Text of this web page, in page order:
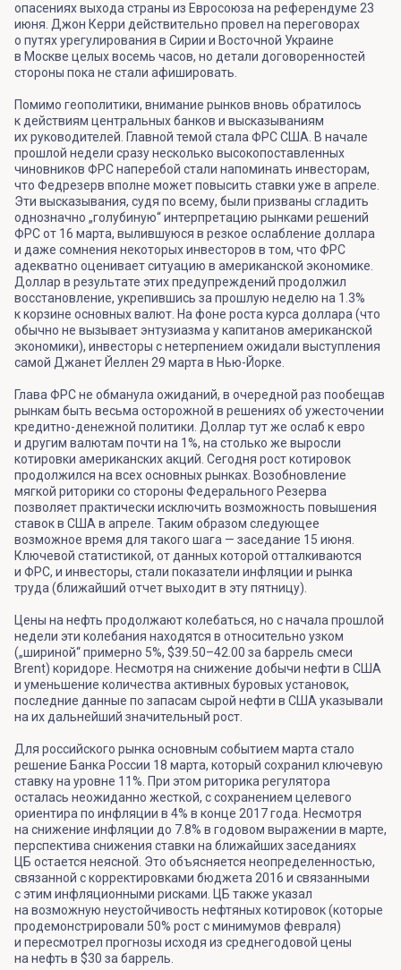
опасениях выхода страны из Евросоюза на референдуме 23
июня. Джон Керри действительно провел на переговорах
о путях урегулирования в Сирии и Восточной Украине
в Москве целых восемь часов, но детали договоренностей
стороны пока не стали афишировать.
Помимо геополитики, внимание рынков вновь обратилось
к действиям центральных банков и высказываниям
их руководителей. Главной темой стала ФРС США. В начале
прошлой недели сразу несколько высокопоставленных
чиновников ФРС наперебой стали напоминать инвесторам,
что Федрезерв вполне может повысить ставки уже в апреле.
Эти высказывания, судя по всему, были призваны сгладить
однозначно „голубиную“ интерпретацию рынками решений
ФРС от 16 марта, вылившуюся в резкое ослабление доллара
и даже сомнения некоторых инвесторов в том, что ФРС
адекватно оценивает ситуацию в американской экономике.
Доллар в результате этих предупреждений продолжил
восстановление, укрепившись за прошлую неделю на 1.3%
к корзине основных валют. На фоне роста курса доллара (что
обычно не вызывает энтузиазма у капитанов американской
экономики), инвесторы с нетерпением ожидали выступления
самой Джанет Йеллен 29 марта в Нью-Йорке.
Глава ФРС не обманула ожиданий, в очередной раз пообещав
рынкам быть весьма осторожной в решениях об ужесточении
кредитно-денежной политики. Доллар тут же ослаб к евро
и другим валютам почти на 1%, на столько же выросли
котировки американских акций. Сегодня рост котировок
продолжился на всех основных рынках. Возобновление
мягкой риторики со стороны Федерального Резерва
позволяет практически исключить возможность повышения
ставок в США в апреле. Таким образом следующее
возможное время для такого шага — заседание 15 июня.
Ключевой статистикой, от данных которой отталкиваются
и ФРС, и инвесторы, стали показатели инфляции и рынка
труда (ближайший отчет выходит в эту пятницу).
Цены на нефть продолжают колебаться, но с начала прошлой
недели эти колебания находятся в относительно узком
(„шириной“ примерно 5%, $39.50–42.00 за баррель смеси
Brent) коридоре. Несмотря на снижение добычи нефти в США
и уменьшение количества активных буровых установок,
последние данные по запасам сырой нефти в США указывали
на их дальнейший значительный рост.
Для российского рынка основным событием марта стало
решение Банка России 18 марта, который сохранил ключевую
ставку на уровне 11%. При этом риторика регулятора
осталась неожиданно жесткой, с сохранением целевого
ориентира по инфляции в 4% в конце 2017 года. Несмотря
на снижение инфляции до 7.8% в годовом выражении в марте,
перспектива снижения ставки на ближайших заседаниях
ЦБ остается неясной. Это объясняется неопределенностью,
связанной с корректировками бюджета 2016 и связанными
с этим инфляционными рисками. ЦБ также указал
на возможную неустойчивость нефтяных котировок (которые
продемонстрировали 50% рост с минимумов февраля)
и пересмотрел прогнозы исходя из среднегодовой цены
на нефть в $30 за баррель.